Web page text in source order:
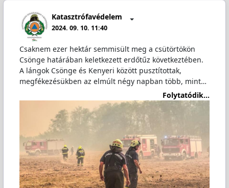
Katasztrófavédelem
2024. 09. 10. 11:40
Csaknem ezer hektár semmisült meg a csütörtökön
Csönge határában keletkezett erdőtűz következtében.
A lángok Csönge és Kenyeri között pusztítottak,
megfékezésükben az elmúlt négy napban több, mint…
Folytatódik...